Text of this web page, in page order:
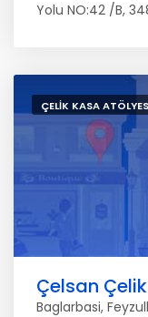
Yolu NO:42 /B,
ÇELIK KASA
Çelsan
Baglarbasi,